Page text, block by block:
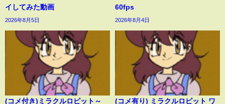
イしてみた動画
2026年8月5日
60fps
2026年8月4日
(コメ付き)ミラクルロピット～
(コメ有り) ミラクルロピット ワ